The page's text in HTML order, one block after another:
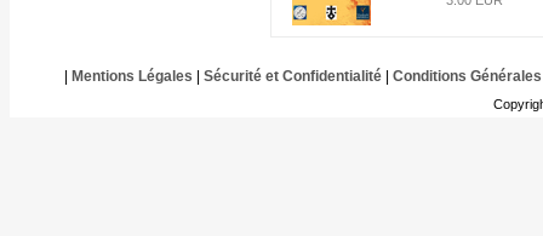
Mentions Légales Sécurité et Confidentialité| Conditions Générales